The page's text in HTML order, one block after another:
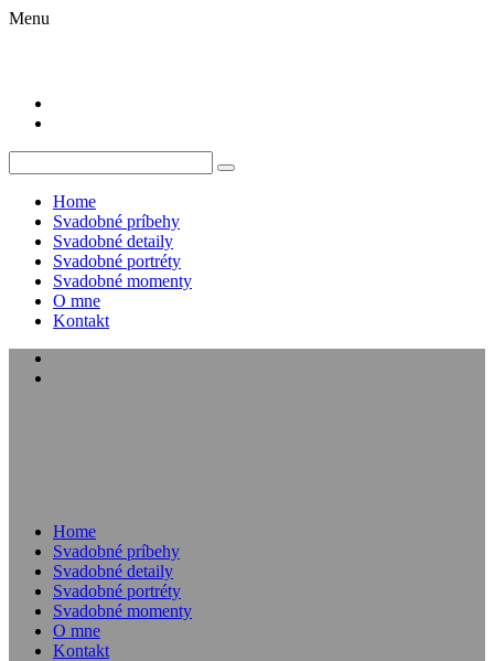
Menu
Home
Svadobné príbehy
Svadobné detaily
Svadobné portréty
Svadobné momenty
O mne
Kontakt
Home
Svadobné príbehy
Svadobné detaily
Svadobné portréty
Svadobné momenty
O mne
Kontakt